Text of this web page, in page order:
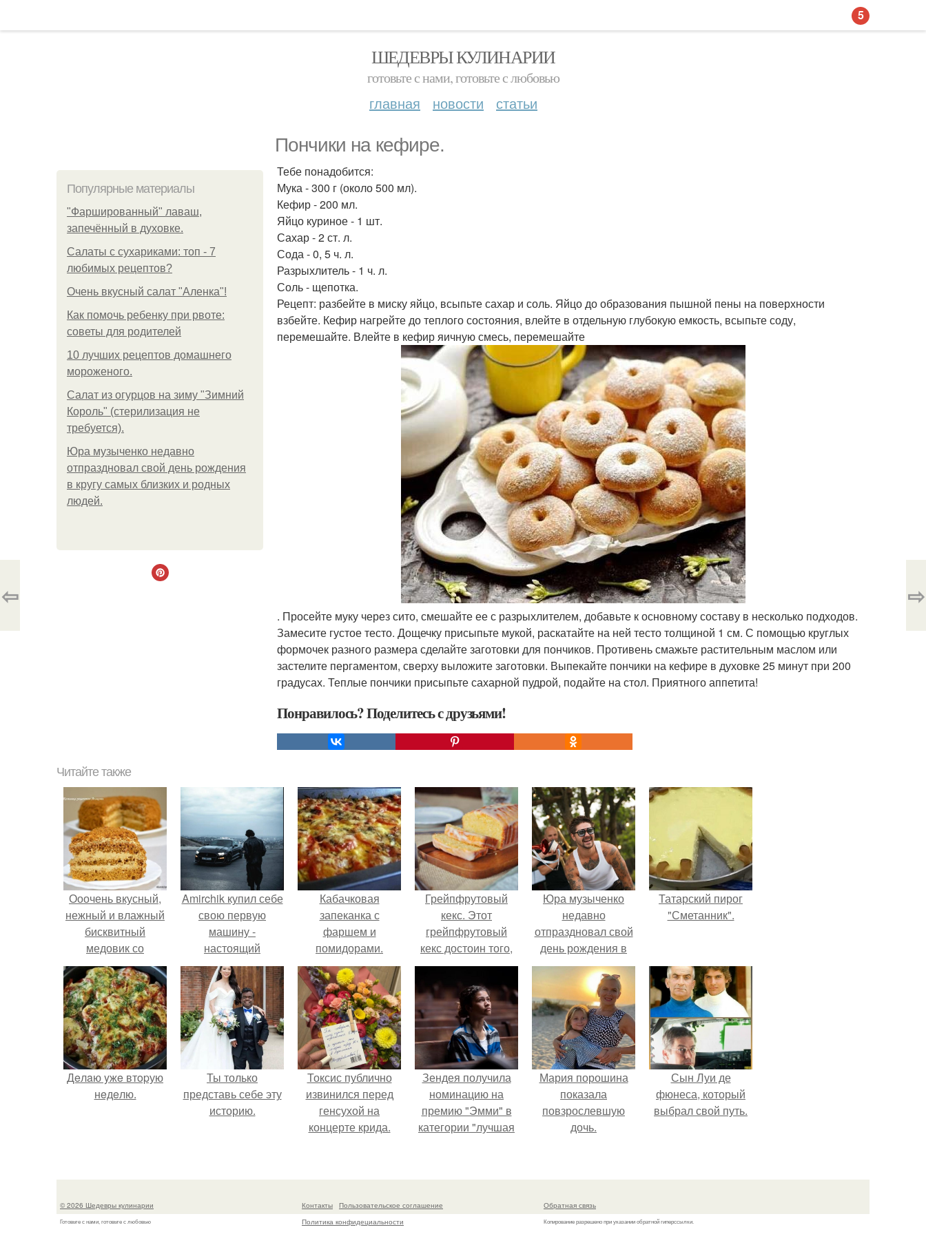
ШЕДЕВРЫ КУЛИНАРИИ
готовьте с нами, готовьте с любовью
главная новости статьи
Пончики на кефире.
Популярные материалы
"Фаршированный" лаваш,
запечённый в духовке.
Салаты с сухариками: топ - 7
любимых рецептов?
Очень вкусный салат "Аленка"!
Как помочь ребенку при рвоте:
советы для родителей
10 лучших рецептов домашнего
мороженого.
Салат из огурцов на зиму "Зимний
Король" (стерилизация не
требуется).
Юра музыченко недавно
отпраздновал свой день рождения
в кругу самых близких и родных
людей.
Тебе понадобится:
Мука - 300 г (около 500 мл).
Кефир - 200 мл.
Яйцо куриное - 1 шт.
Сахар - 2 ст. л.
Сода - 0, 5 ч. л.
Разрыхлитель - 1 ч. л.
Соль - щепотка.
Рецепт: разбейте в миску яйцо, всыпьте сахар и соль. Яйцо до образования пышной пены на поверхности
взбейте. Кефир нагрейте до теплого состояния, влейте в отдельную глубокую емкость, всыпьте соду,
перемешайте. Влейте в кефир яичную смесь, перемешайте
. Просейте муку через сито, смешайте ее с разрыхлителем, добавьте к основному составу в несколько подходов.
Замесите густое тесто. Дощечку присыпьте мукой, раскатайте на ней тесто толщиной 1 см. С помощью круглых
формочек разного размера сделайте заготовки для пончиков. Противень смажьте растительным маслом или
застелите пергаментом, сверху выложите заготовки. Выпекайте пончики на кефире в духовке 25 минут при 200
градусах. Теплые пончики присыпьте сахарной пудрой, подайте на стол. Приятного аппетита!
Понравилось? Поделитесь с друзьями!
⇦ ⇨
Читайте также
Ооочень вкусный,
нежный и влажный
бисквитный
медовик со
сливочным кремом.
Amirchik купил себе
свою первую
машину -
настоящий
автомобиль мечты
для многих
автолюбителей.
Кабачковая
запеканка с
фаршем и
помидорами.
Грейпфрутовый
кекс. Этот
грейпфрутовый
кекс достоин того,
чтобы собрать всю
вашу семью за
воскресным
чайным столом.
Юра музыченко
недавно
отпраздновал свой
день рождения в
кругу самых
близких и родных
людей.
Татарский пирог
"Сметанник".
Дeлaю yжe втopую
нeдeлю.
Ты только
представь себе эту
историю.
Токсис публично
извинился перед
генсухой на
концерте крида.
Зендея получила
номинацию на
премию "Эмми" в
категории "лучшая
сериале" за третий
Мария порошина
показала
повзрослевшую
дочь.
Сын Луи де
фюнеса, который
выбрал свой путь.
© 2026 Шедевры кулинарии
Готовьте с нами, готовьте с любовью
Контакты
Пользовательское соглашение
Политика конфидециальности
Обратная связь
Копирование разрешено при указании обратной гиперссылки.
5